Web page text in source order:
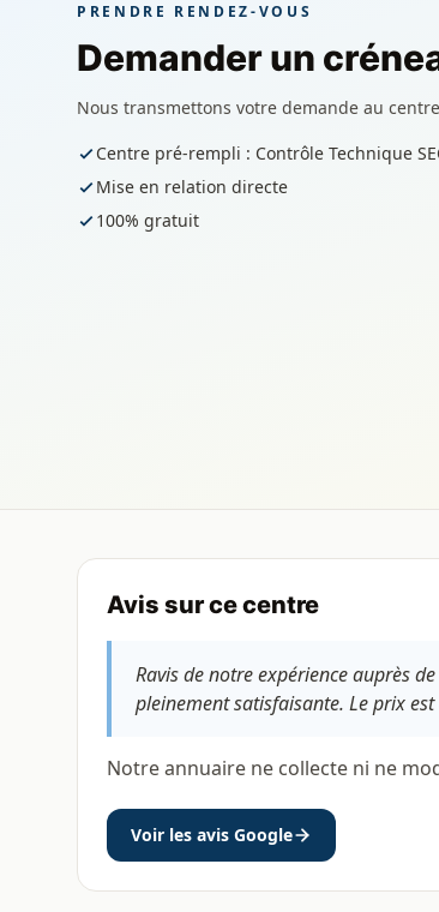
PRENDRE RENDEZ-VOUS
Demander un
Nous transmettons votre demande au
Centre pré-rempli : Contrôle Technique
Mise en relation directe
100% gratuit
Avis sur ce centre
Ravis de notre expérience auprès
pleinement satisfaisante. Le prix est
Notre annuaire ne collecte ni ne
Voir les avis Google